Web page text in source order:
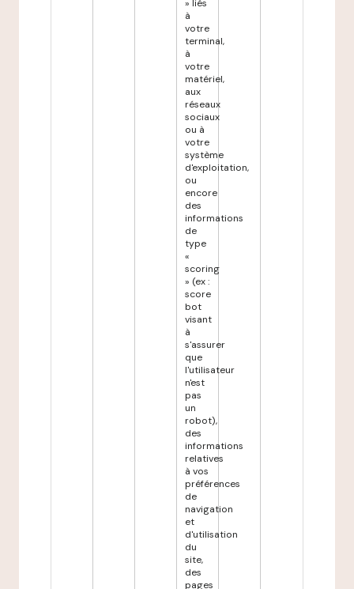
» liés
à
votre
terminal,
à
votre
matériel,
aux
réseaux
sociaux
ou à
votre
système
d'exploitation,
ou
encore
des
informations
de
type
«
scoring
» (ex :
score
bot
visant
à
s'assurer
que
l'utilisateur
n'est
pas
un
robot),
des
informations
relatives
à vos
préférences
de
navigation
et
d'utilisation
du
site,
des
pages